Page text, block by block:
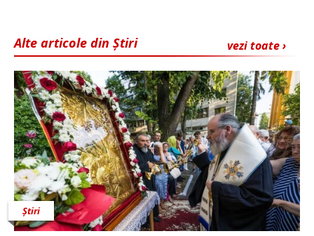
vezi toate ›
Alte articole din Știri
Știri